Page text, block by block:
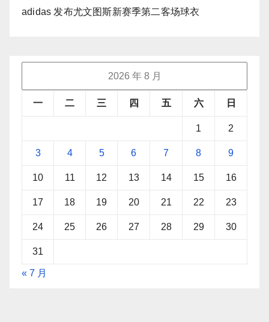
adidas 发布尤文图斯新赛季第二客场球衣
2026 年 8 月
一 二 三 四 五 六 日
1 2
3 4 5 6 7 8 9
10 11 12 13 14 15 16
17 18 19 20 21 22 23
24 25 26 27 28 29 30
31
« 7 月